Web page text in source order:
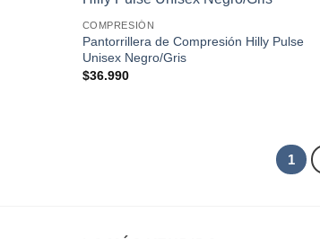
COMPRESIÓN
Pantorrillera de Compresión Hilly Pulse
Unisex Negro/Gris
$36.990
1